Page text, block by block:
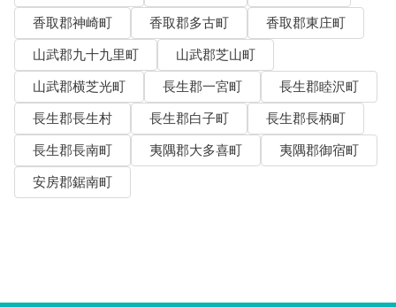
香取郡神崎町
香取郡多古町
香取郡東庄町
山武郡九十九里町
山武郡芝山町
山武郡横芝光町
長生郡一宮町
長生郡睦沢町
長生郡長生村
長生郡白子町
長生郡長柄町
長生郡長南町
夷隅郡大多喜町
夷隅郡御宿町
安房郡鋸南町